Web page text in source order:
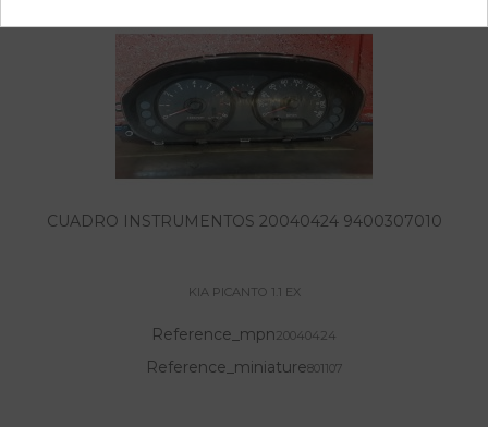
CUADRO INSTRUMENTOS 20040424 9400307010
KIA PICANTO 1.1 EX
Reference_mpn20040424
Reference_miniature801107